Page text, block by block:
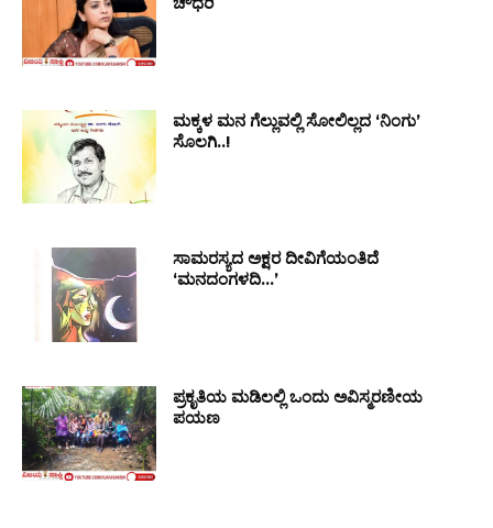
ಮಕ್ಕಳ ಮನ ಗೆಲ್ಲುವಲ್ಲಿ ಸೋಲಿಲ್ಲದ ‘ನಿಂಗು’
ಸೊಲಗಿ..!
ಸಾಮರಸ್ಯದ ಅಕ್ಷರ ದೀವಿಗೆಯಂತಿದೆ
‘ಮನದಂಗಳದಿ…’
ಪ್ರಕೃತಿಯ ಮಡಿಲಲ್ಲಿ ಒಂದು ಅವಿಸ್ಮರಣೀಯ
ಪಯಣ